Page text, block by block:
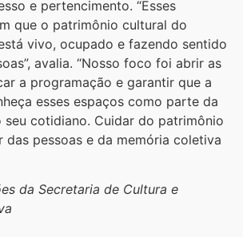
e pertencimento. “Esses
que o patrimônio cultural do
vivo, ocupado e fazendo sentido
avalia. “Nosso foco foi abrir as
a programação e garantir que a
esses espaços como parte da
seu cotidiano. Cuidar do patrimônio
das pessoas e da memória coletiva
da Secretaria de Cultura e